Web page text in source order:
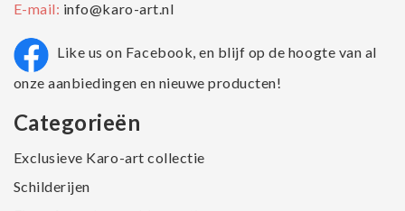
E-mail: info@karo-art.nl
Like us on Facebook, en blijf op de hoogte van al
onze aanbiedingen en nieuwe producten!
Categorieën
Exclusieve Karo-art collectie
Schilderijen